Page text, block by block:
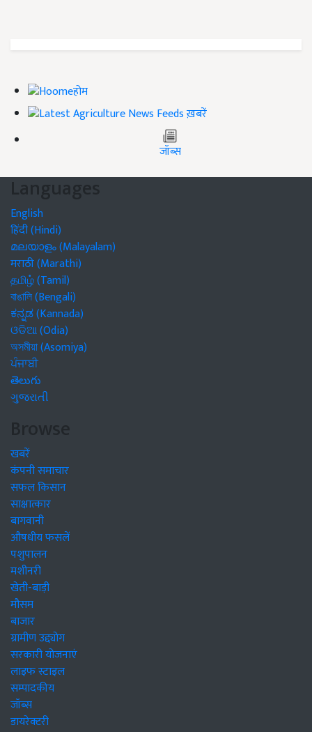
होम
ख़बरें
जॉब्स
Languages
English
हिंदी (Hindi)
മലയാളം (Malayalam)
मराठी (Marathi)
தமிழ் (Tamil)
বাঙালি (Bengali)
ಕನ್ನಡ (Kannada)
ଓଡିଆ (Odia)
অসমীয়া (Asomiya)
ਪੰਜਾਬੀ
తెలుగు
ગુજરાતી
Browse
खबरें
कंपनी समाचार
सफल किसान
साक्षात्कार
बागवानी
औषधीय फसलें
पशुपालन
मशीनरी
खेती-बाड़ी
मौसम
बाजार
ग्रामीण उद्द्योग
सरकारी योजनाएं
लाइफ स्टाइल
सम्पादकीय
जॉब्स
डायरेक्टरी